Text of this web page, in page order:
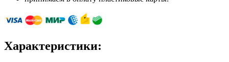
Характеристики: